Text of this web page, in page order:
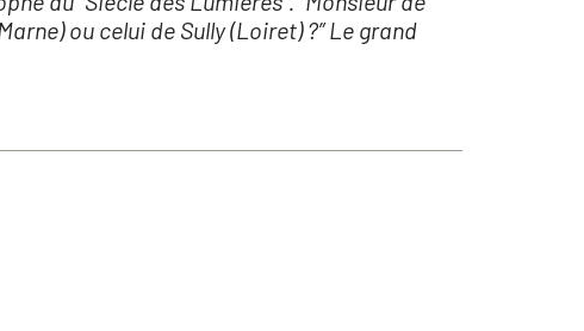
ou celui de Sully (Loiret) ?” Le grand